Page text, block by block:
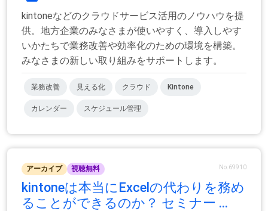
kintoneなどのクラウドサービス活用のノウハウを提
供。地方企業のみなさまが使いやすく、導入しやす
いかたちで業務改善や効率化のための環境を構築。
みなさまの新しい取り組みをサポートします。
業務改善 見える化 クラウド Kintone
カレンダー スケジュール管理
アーカイブ 視聴無料 No.69910
kintoneは本当にExcelの代わりを務め
ることができるのか？ セミナー ...